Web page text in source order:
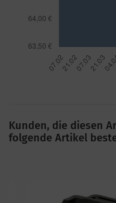
Kunden, die diesen
folgende Artikel